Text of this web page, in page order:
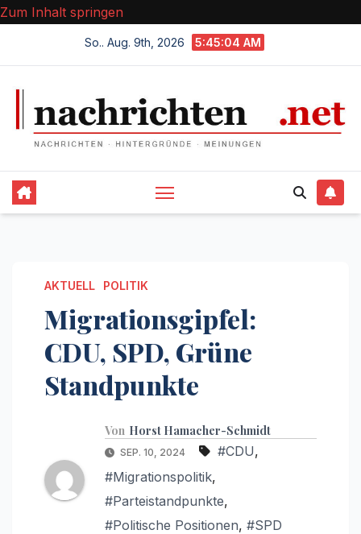
Zum Inhalt springen
So.. Aug. 9th, 2026 5:45:05 AM
AKTUELL POLITIK
Migrationsgipfel:
CDU, SPD, Grüne
Standpunkte
Von Horst Hamacher-Schmidt
SEP. 10, 2024 #CDU,
#Migrationspolitik,
#Parteistandpunkte,
#Politische Positionen, #SPD